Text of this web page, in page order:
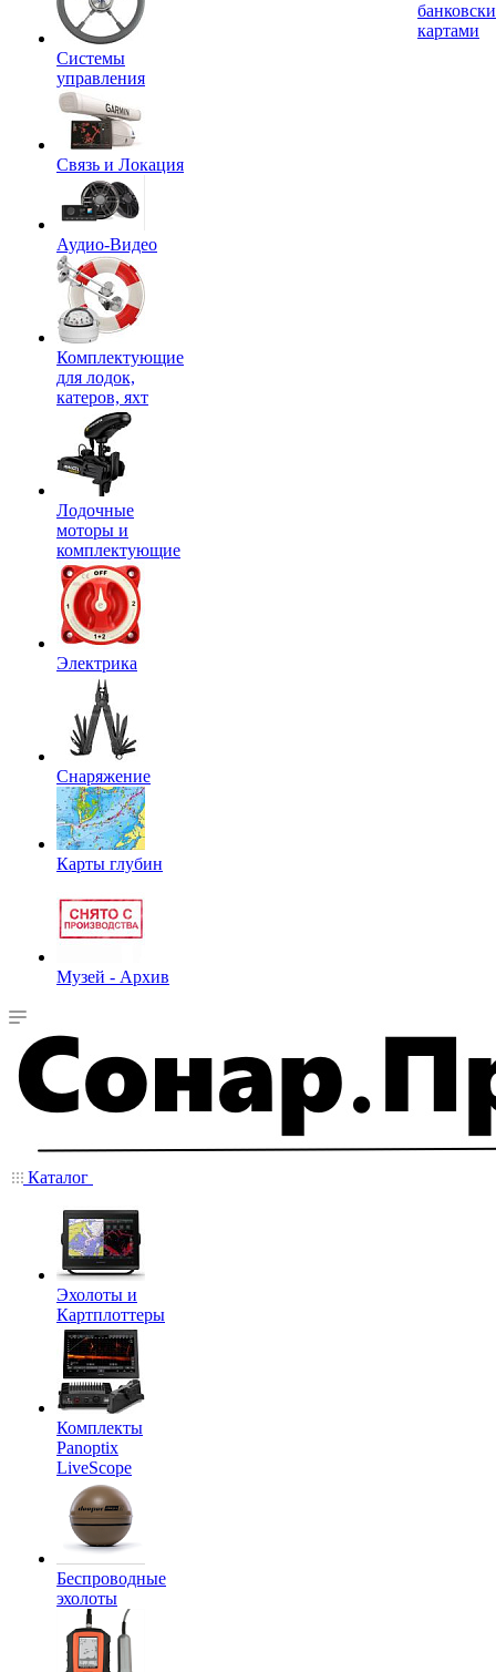
Системы
управления
Связь и Локация
Аудио-Видео
Комплектующие
для лодок,
катеров, яхт
Лодочные
моторы и
комплектующие
Электрика
Снаряжение
Карты глубин
Музей - Архив
картами
Каталог
Эхолоты и
Картплоттеры
Комплекты
Panoptix
LiveScope
Беспроводные
эхолоты